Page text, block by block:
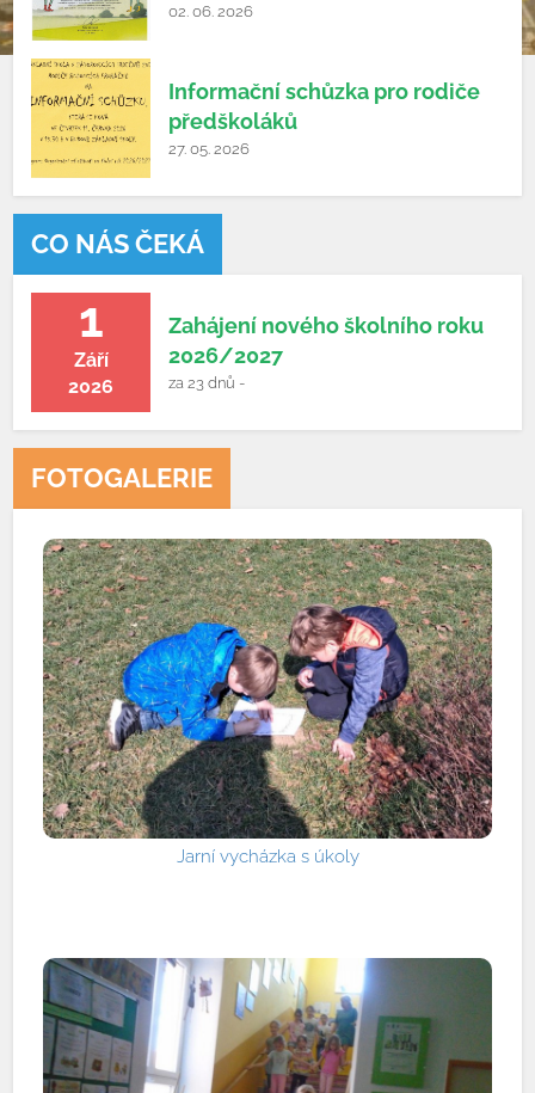
02. 06. 2026
Informační schůzka pro rodiče
předškoláků
27. 05. 2026
CO NÁS ČEKÁ
1
Září
2026
Zahájení nového školního roku
2026/2027
za 23 dnů -
FOTOGALERIE
Jarní vycházka s úkoly